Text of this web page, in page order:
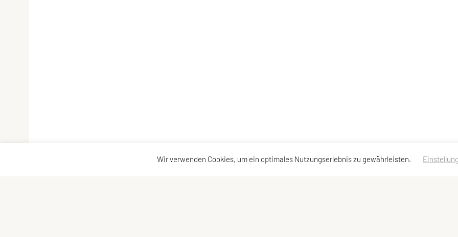
Wir verwenden Cookies, um ein optimales Nutzungserlebnis zu gewährleisten.